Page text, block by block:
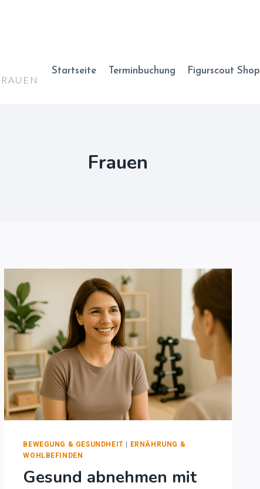
Startseite Terminbuchung Figurscout Shop
Frauen
BEWEGUNG & GESUNDHEIT | ERNÄHRUNG &
WOHLBEFINDEN
Gesund abnehmen mit